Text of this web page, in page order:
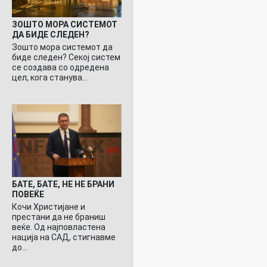
ЗОШТО МОРА СИСТЕМОТ
ДА БИДЕ СЛЕДЕН?
Зошто мора системот да
биде следен? Секој систем
се создава со одредена
цел, кога станува…
БАТЕ, БАТЕ, НЕ НЕ БРАНИ
ПОВЕЌЕ
Кочи Христијане и
престани да не браниш
веќе. Од најповластена
нација на САД, стигнавме
до…